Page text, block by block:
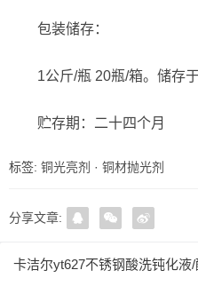
包装储存：
1公斤/瓶 20瓶/箱。储存
贮存期：二十四个月
标签: 铜光亮剂 · 铜材抛光剂
分享文章:
卡洁尔yt627不锈钢酸洗钝化液